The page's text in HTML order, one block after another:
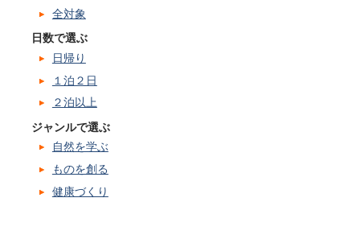
全対象
日数で選ぶ
日帰り
１泊２日
２泊以上
ジャンルで選ぶ
自然を学ぶ
ものを創る
健康づくり